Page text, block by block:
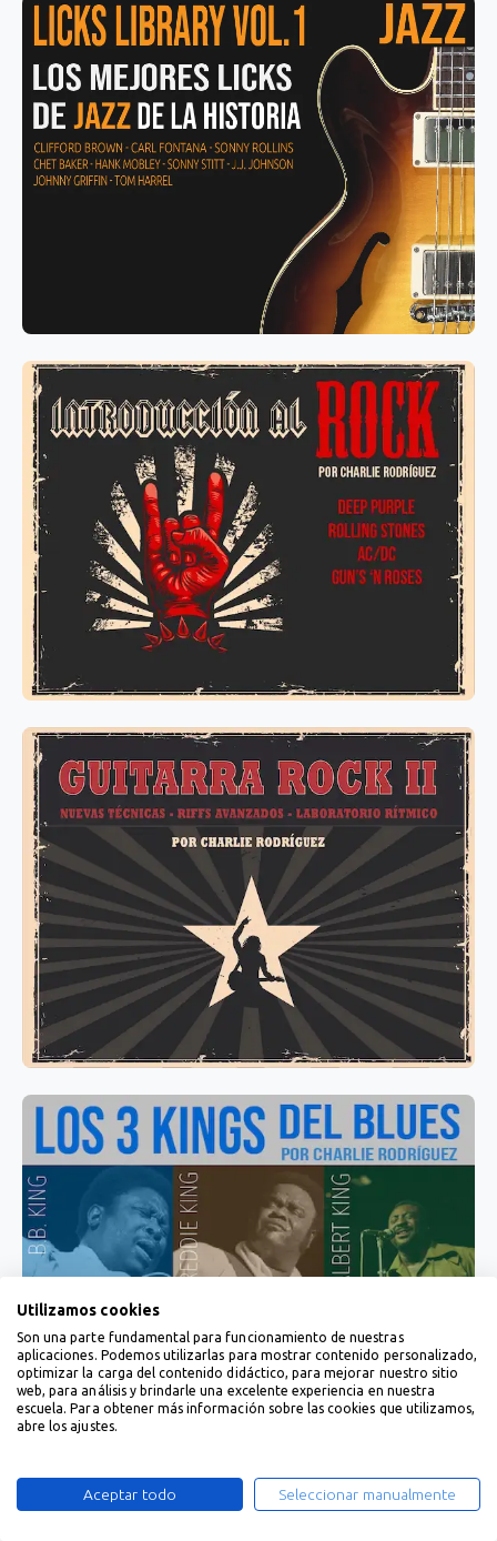
Utilizamos cookies
Son una parte fundamental para funcionamiento de nuestras
aplicaciones. Podemos utilizarlas para mostrar contenido personalizado,
optimizar la carga del contenido didáctico, para mejorar nuestro sitio
web, para análisis y brindarle una excelente experiencia en nuestra
escuela. Para obtener más información sobre las cookies que utilizamos,
abre los ajustes.
Aceptar todo Seleccionar manualmente